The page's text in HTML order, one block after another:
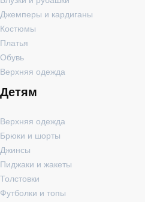
Джемперы и кардиганы
Костюмы
Платья
Обувь
Верхняя одежда
Детям
Верхняя одежда
Брюки и шорты
Джинсы
Пиджаки и жакеты
Толстовки
Футболки и топы